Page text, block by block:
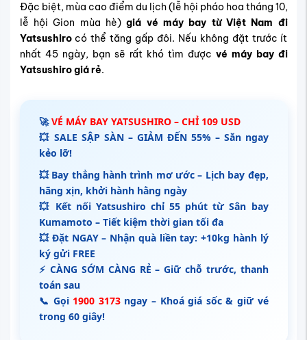
Đặc biệt, mùa cao điểm du lịch (lễ hội pháo hoa tháng 10,
lễ hội Gion mùa hè)giá vé máy bay từ Việt Nam đi
Yatsushirocó thể tăng gấp đôi. Nếu không đặt trước ít
nhất 45 ngày, bạn sẽ rất khó tìm được vé máy bay đi
Yatsushiro giá rẻ.
🚀VÉ MÁY BAY YATSUSHIRO – CHỈ 109 USD
💥 SALE SẬP SÀN – GIẢM ĐẾN 55% – Săn ngay
kẻo lỡ!
💥 Bay thẳng hành trình mơ ước – Lịch bay đẹp,
hãng xịn, khởi hành hằng ngày
💥 Kết nối Yatsushiro chỉ 55 phút từ Sân bay
Kumamoto – Tiết kiệm thời gian tối đa
💥 Đặt NGAY – Nhận quà liền tay: +10kg hành lý
ký gửi FREE
⚡ CÀNG SỚM CÀNG RẺ – Giữ chỗ trước, thanh
toán sau
📞 Gọi 1900 3173ngay – Khoá giá sốc & giữ vé
trong 60 giây!